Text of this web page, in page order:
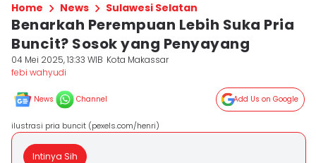
Home News Sulawesi Selatan
Benarkah Perempuan Lebih Suka Pria
Buncit? Sosok yang Penyayang
04 Mei 2025, 13:33 WIB Kota Makassar
febi wahyudi
News Channel Add Us on Google
ilustrasi pria buncit (pexels.com/henri)
Intinya Sih